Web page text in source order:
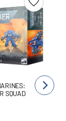
SQUAD
Lägg till